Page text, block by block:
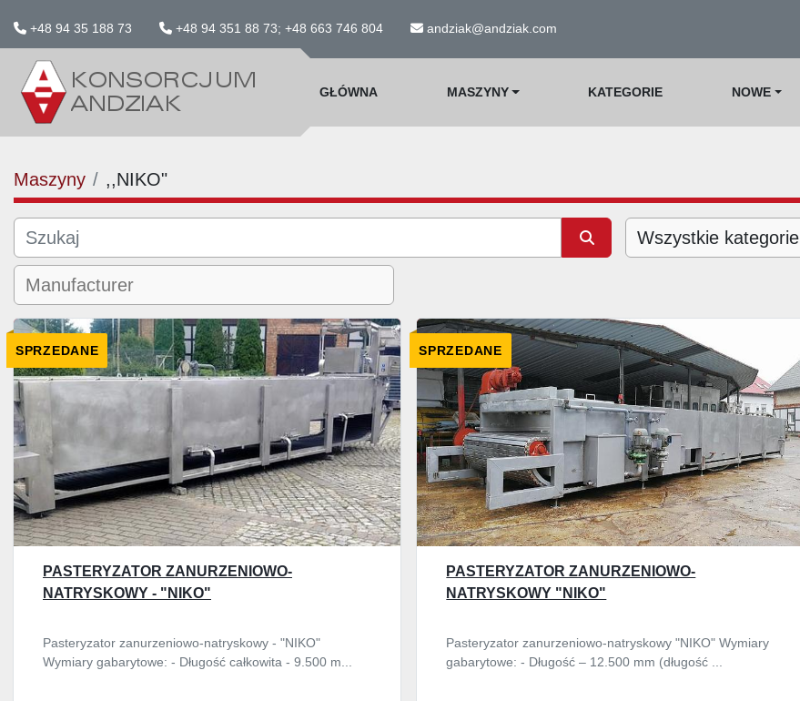
+48 94 35 188 73 +48 94 351 88 73; +48 663 746 804 andziak@andziak.com
GŁÓWNA MASZYNY KATEGORIE NOWE
Maszyny ,,NIKO"
Wszystkie kategorie
SPRZEDANE
PASTERYZATOR ZANURZENIOWO-
NATRYSKOWY - "NIKO"
Pasteryzator zanurzeniowo-natryskowy - "NIKO"
Wymiary gabarytowe: - Długość całkowita - 9.500 m...
SPRZEDANE
PASTERYZATOR ZANURZENIOWO-
NATRYSKOWY "NIKO"
Pasteryzator zanurzeniowo-natryskowy "NIKO" Wymiary
gabarytowe: - Długość – 12.500 mm (długość ...